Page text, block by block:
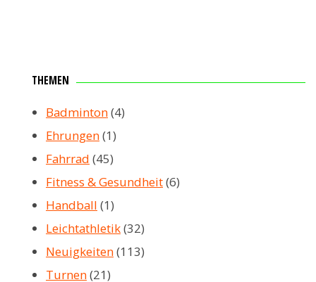
THEMEN
Badminton(4)
Ehrungen(1)
Fahrrad (45)
Fitness & Gesundheit(6)
Handball (1)
Leichtathletik(32)
Neuigkeiten(113)
Turnen(21)